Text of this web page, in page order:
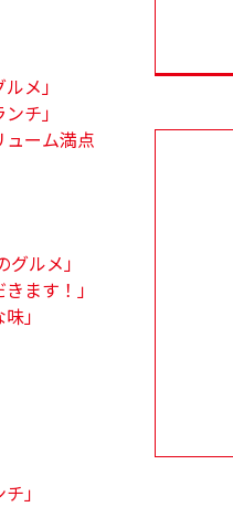
メ」
チ」
ューム満点
ルメ」
ます！」
」
」